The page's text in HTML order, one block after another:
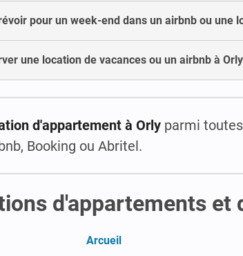
pour un week-end dans un airbnb ou une
une location de vacances ou un airbnb à
d'appartement à Orly parmi
Booking ou Abritel.
d'appartements et
Arcueil